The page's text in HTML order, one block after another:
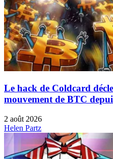
Le hack de Coldcard
mouvement de BTC
2 août 2026
Helen Partz